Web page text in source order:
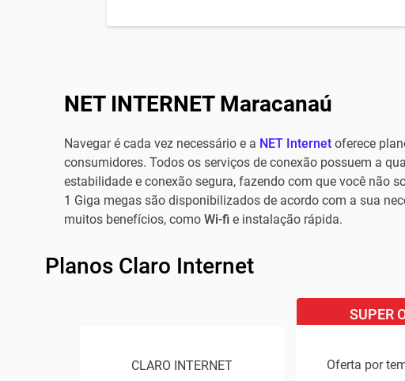
NET INTERNET Maracanaú
Navegar é cada vez necessário e a NET Internetoferece
consumidores. Todos os serviços de conexão possuem a
estabilidade e conexão segura, fazendo com que você não
1 Giga megas são disponibilizados de acordo com a sua
muitos benefícios, como Wi-fi e instalação rápida.
Planos Claro Internet
CLARO INTERNET
SUPER
Oferta por